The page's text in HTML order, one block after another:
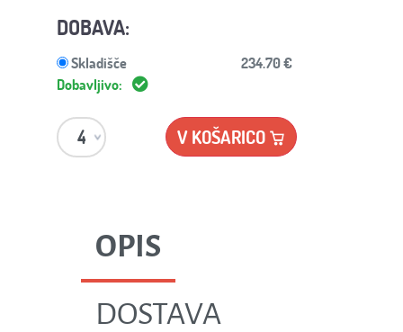
DOBAVA:
Skladišče
234.70 €
Dobavljivo:
V KOŠARICO
OPIS
DOSTAVA